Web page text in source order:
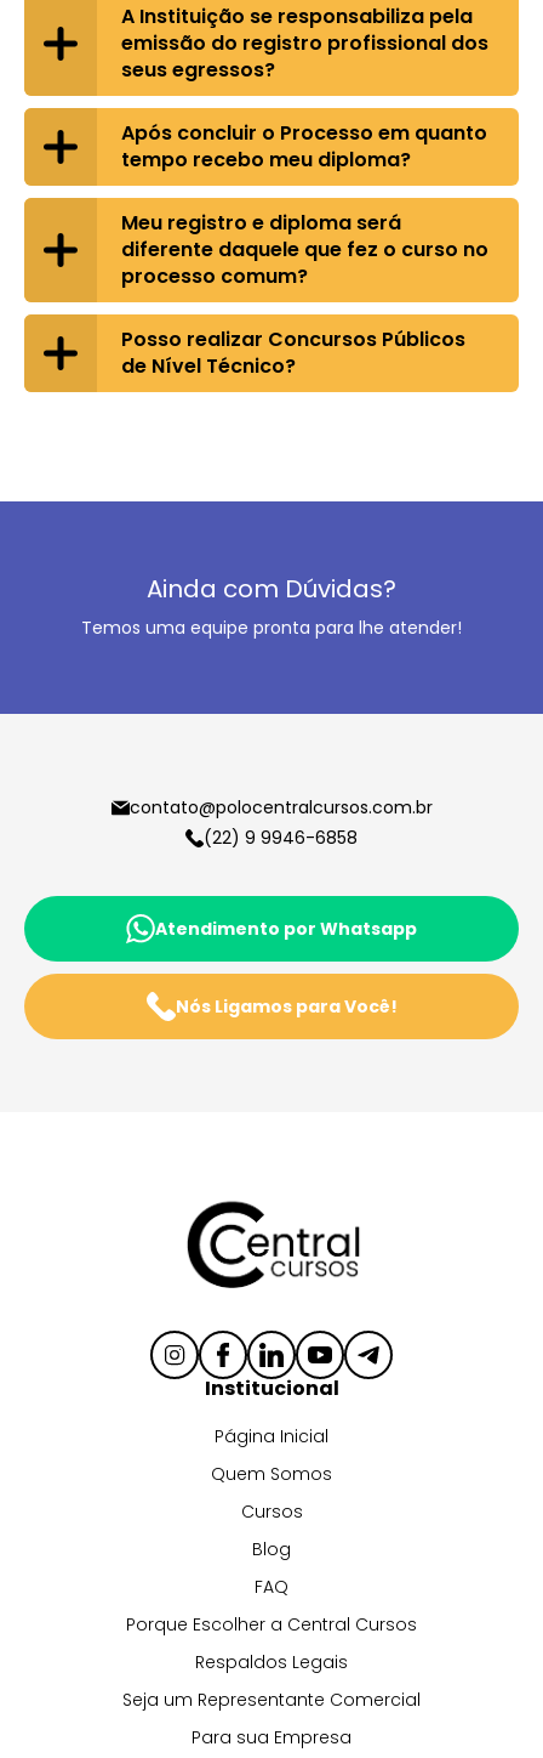
A Instituição se responsabiliza pela
emissão do registro profissional dos
seus egressos?
Após concluir o Processo em quanto
tempo recebo meu diploma?
Meu registro e diploma será
diferente daquele que fez o curso no
processo comum?
Posso realizar Concursos Públicos
de Nível Técnico?
Ainda com Dúvidas?
Temos uma equipe pronta para lhe atender!
contato@polocentralcursos.com.br
(22) 9 9946-6858
Atendimento por Whatsapp
Nós Ligamos para Você!
Institucional
Página Inicial
Quem Somos
Cursos
Blog
FAQ
Porque Escolher a Central Cursos
Respaldos Legais
Seja um Representante Comercial
Para sua Empresa